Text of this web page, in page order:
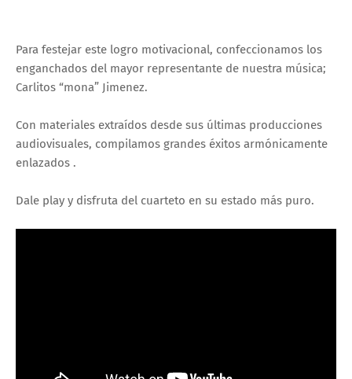
Para festejar este logro motivacional, confeccionamos los
enganchados del mayor representante de nuestra música;
Carlitos “mona” Jimenez.
Con materiales extraídos desde sus últimas producciones
audiovisuales, compilamos grandes éxitos armónicamente
enlazados .
Dale play y disfruta del cuarteto en su estado más puro.